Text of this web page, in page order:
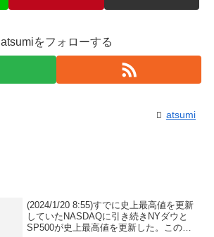
atsumiをフォローする
atsumi
(2024/1/20 8:55)すでに史上最高値を更新
していたNASDAQに引き続きNYダウと
SP500が史上最高値を更新した。この影